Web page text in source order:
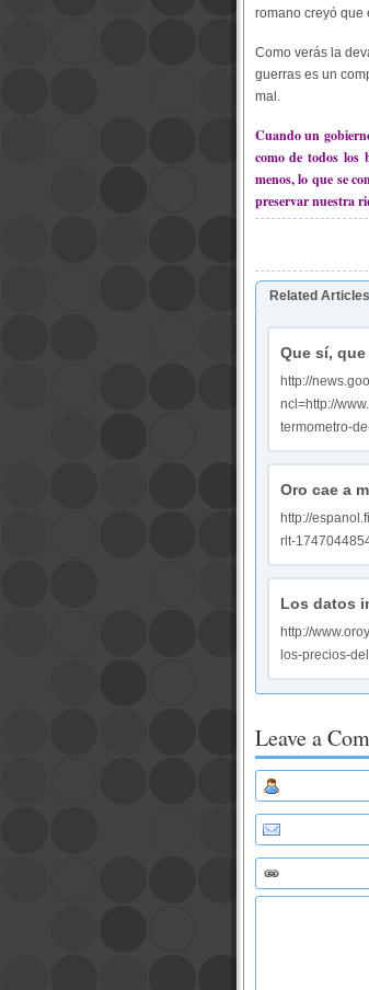
romano creyó que
Como verás la
guerras es un
mal.
Cuando un
como de todos los
menos, lo que se
preservar nuestra
Related Articles
Que sí,
http://
ncl=http://
termometro-
Oro cae a
http://
rlt-
Los datos
http://
los-precios-
Leave a